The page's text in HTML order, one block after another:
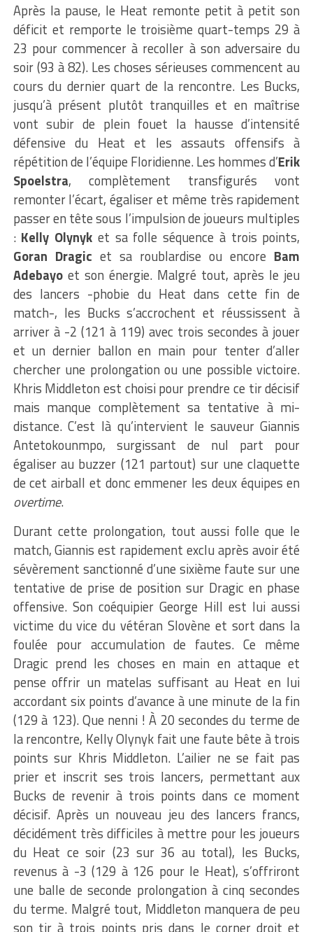
Après la pause, le Heat remonte petit à petit son
déficit et remporte le troisième quart-temps 29 à
23 pour commencer à recoller à son adversaire du
soir (93 à 82). Les choses sérieuses commencent au
cours du dernier quart de la rencontre. Les Bucks,
jusqu’à présent plutôt tranquilles et en maîtrise
vont subir de plein fouet la hausse d’intensité
défensive du Heat et les assauts offensifs à
répétition de l’équipe Floridienne. Les hommes d’Erik
Spoelstra, complètement transfigurés vont
remonter l’écart, égaliser et même très rapidement
passer en tête sous l’impulsion de joueurs multiples
: Kelly Olynyk et sa folle séquence à trois points,
Goran Dragic et sa roublardise ou encore Bam
Adebayoet son énergie. Malgré tout, après le jeu
des lancers -phobie du Heat dans cette fin de
match-, les Bucks s’accrochent et réussissent à
arriver à -2 (121 à 119) avec trois secondes à jouer
et un dernier ballon en main pour tenter d’aller
chercher une prolongation ou une possible victoire.
Khris Middleton est choisi pour prendre ce tir décisif
mais manque complètement sa tentative à mi-
distance. C’est là qu’intervient le sauveur Giannis
Antetokounmpo, surgissant de nul part pour
égaliser au buzzer (121 partout) sur une claquette
de cet airball et donc emmener les deux équipes en
overtime.
Durant cette prolongation, tout aussi folle que le
match, Giannis est rapidement exclu après avoir été
sévèrement sanctionné d’une sixième faute sur une
tentative de prise de position sur Dragic en phase
offensive. Son coéquipier George Hill est lui aussi
victime du vice du vétéran Slovène et sort dans la
foulée pour accumulation de fautes. Ce même
Dragic prend les choses en main en attaque et
pense offrir un matelas suffisant au Heat en lui
accordant six points d’avance à une minute de la fin
(129 à 123). Que nenni ! À 20 secondes du terme de
la rencontre, Kelly Olynyk fait une faute bête à trois
points sur Khris Middleton. L’ailier ne se fait pas
prier et inscrit ses trois lancers, permettant aux
Bucks de revenir à trois points dans ce moment
décisif. Après un nouveau jeu des lancers francs,
décidément très difficiles à mettre pour les joueurs
du Heat ce soir (23 sur 36 au total), les Bucks,
revenus à -3 (129 à 126 pour le Heat), s’offriront
une balle de seconde prolongation à cinq secondes
du terme. Malgré tout, Middleton manquera de peu
son tir à trois points pris dans le corner droit et